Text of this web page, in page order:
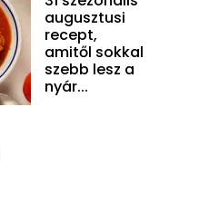
augusztusi
recept,
amitől sokkal
szebb lesz a
nyár...